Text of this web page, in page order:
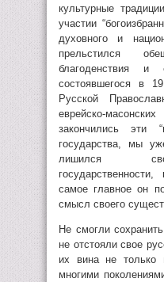
культурные
участии
духовного и
прельстился
благоденствия и
состоявшегося в
Русской
еврейско-
закончились эти
государства, мы
лишился
самое главное он
смысл своего
Не смогли
не отстояли свое
их вина не только
многими